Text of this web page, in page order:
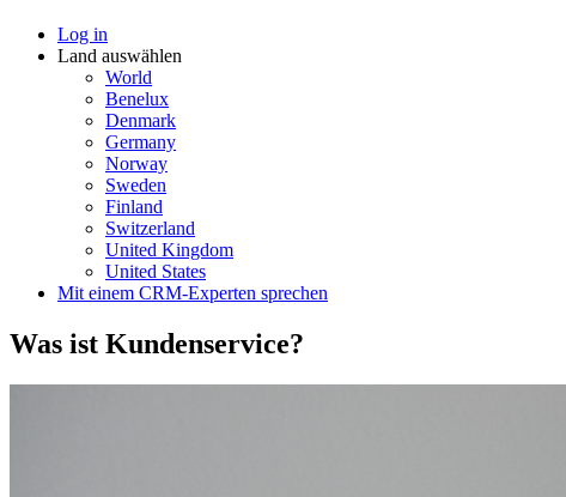
Log in
Land auswählen
World
Benelux
Denmark
Germany
Norway
Sweden
Finland
Switzerland
United Kingdom
United States
Mit einem CRM-Experten sprechen
Was ist Kundenservice?